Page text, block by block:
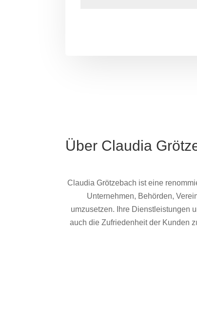
Über Claudia
Claudia Grötzebach ist eine
Unternehmen, Behörden,
umzusetzen. Ihre Dienstleistungen
auch die Zufriedenheit der Kunden